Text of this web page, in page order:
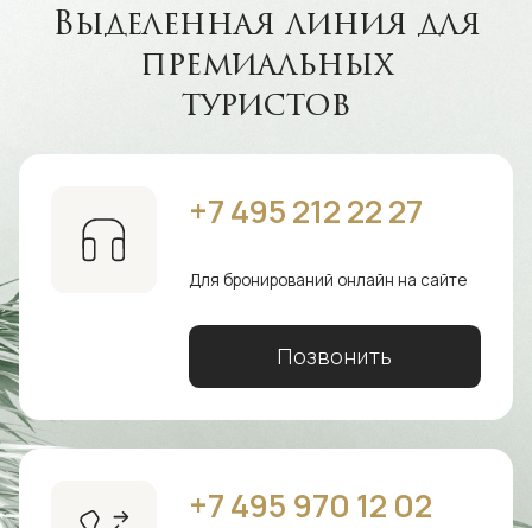
Выделенная линия для
премиальных
туристов
+7 495 2‍12 22 27
Для бронирований онлайн на сайте
Позвонить
+7 495 97‍0 12 02